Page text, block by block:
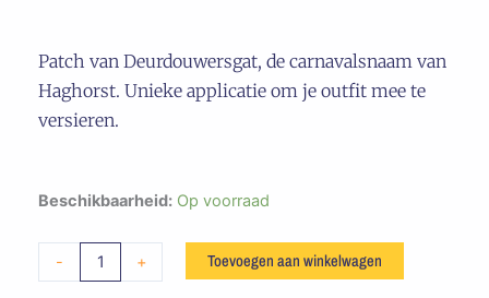
Patch van Deurdouwersgat, de carnavalsnaam van
Haghorst. Unieke applicatie om je outfit mee te
versieren.
Beschikbaarheid: Op voorraad
-
Embleem
Durdauwersgat
aantal
+ Toevoegen aan winkelwagen